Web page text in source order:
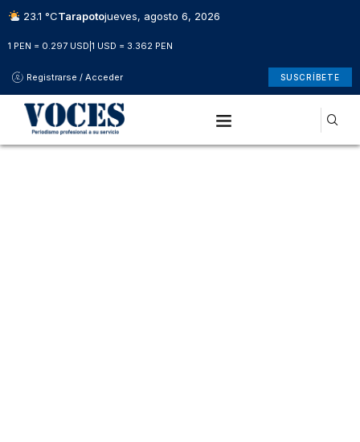
23.1 °CTarapotojueves, agosto 6, 2026
1 PEN = 0.297 USD 1 USD = 3.362 PEN
Registrarse / Acceder SUSCRÍBETE